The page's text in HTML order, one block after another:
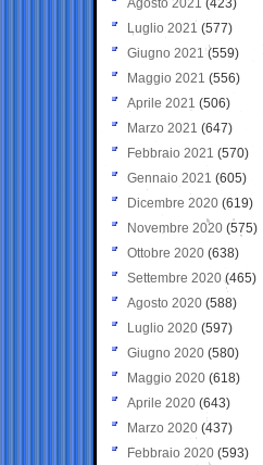
Agosto 2021 (423)
Luglio 2021 (577)
Giugno 2021(559)
Maggio 2021 (556)
Aprile 2021 (506)
Marzo 2021 (647)
Febbraio 2021 (570)
Gennaio 2021 (605)
Dicembre 2020 (619)
Novembre 2020 (575)
Ottobre 2020 (638)
Settembre 2020(465)
Agosto 2020 (588)
Luglio 2020 (597)
Giugno 2020 (580)
Maggio 2020 (618)
Aprile 2020 (643)
Marzo 2020 (437)
Febbraio 2020 (593)